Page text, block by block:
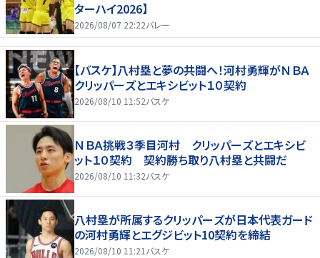
ターハイ2026】
2026/08/07 22:22バレー
【バスケ】八村塁と夢の共闘へ！河村勇輝がＮＢＡ
クリッパーズとエキシビット１０契約
2026/08/10 11:52バスケ
ＮＢＡ挑戦３季目河村 クリッパーズとエキシビ
ット１０契約 契約勝ち取り八村塁と共闘だ
2026/08/10 11:32バスケ
八村塁が所属するクリッパーズが日本代表ガード
の河村勇輝とエグジビット10契約を締結
2026/08/10 11:21 バスケ